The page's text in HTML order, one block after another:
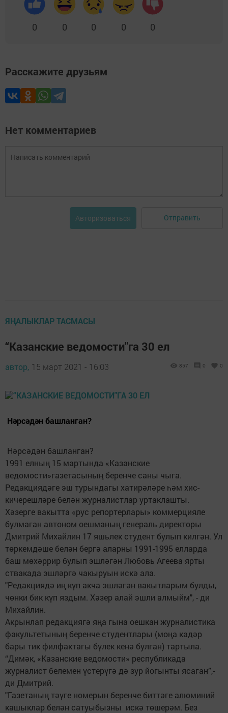
0 0 0 0 0
Расскажите друзьям
Нет комментариев
Авторизоваться Отправить
ЯҢАЛЫКЛАР ТАСМАСЫ
“Казанские ведомости"га 30 ел
автор, 15 март 2021 - 16:03 857 0 0
Нәрсәдән башланган?
Нәрсәдән башланган?
1991 елның 15 мартында «Казанские
ведомости»газетасының беренче саны чыга.
Редакциядәге эш турындагы хатирәләре һәм хис-
кичерешләре белән журналистлар уртаклашты.
Хәзерге вакытта «рус репортерлары» коммерцияле
булмаган автоном оешманың генераль директоры
Дмитрий Михайлин 17 яшьлек студент булып килгән. Ул
төркемдәше белән бергә аларны 1991-1995 елларда
баш мөхәррир булып эшләгән Любовь Агеева ярты
ствакада эшләргә чакыруын искә ала.
"Редакциядә иң күп акча эшләгән вакытларым булды,
чөнки бик күп яздым. Хәзер алай эшли алмыйм", - ди
Михайлин.
Акрынлап редакциягә яңа гына оешкан журналистика
факультетының беренче студентлары (моңа кадәр
бары тик филфактагы бүлек кенә булган) тартыла.
“Димәк, «Казанские ведомости» республикада
журналист белемен үстерүгә дә зур йогынты ясаган”,-
ди Дмитрий.
"Газетаның тәүге номерын беренче биттәге алюминий
кашыклар белән сатуыбызны искә төшерәм. Без